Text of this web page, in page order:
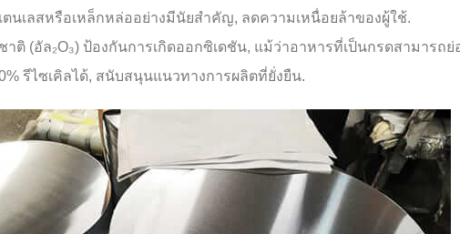
นเลสหรือเหล็กหล่ออย่างมีนัยสำคัญ, ลดความเหนื่อยล้าของผู้ใช้.
ติ (อัล₂O₃) ป้องกันการเกิดออกซิเดชัน, แม้ว่าอาหารที่เป็นกรดสามารถ
รีไซเคิลได้, สนับสนุนแนวทางการผลิตที่ยั่งยืน.